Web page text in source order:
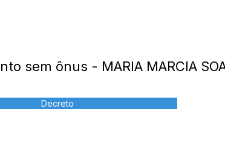
sem ônus - MARIA MARCIA
Decreto